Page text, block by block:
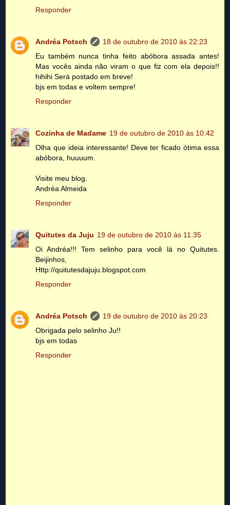
Responder
Andréa Potsch
18 de outubro de 2010 às 22:23
Eu também nunca tinha feito abóbora assada antes!
Mas vocês ainda não viram o que fiz com ela depois!!
hihihi Será postado em breve!
bjs em todas e voltem sempre!
Responder
Cozinha de Madame 19 de outubro de 2010 às 10:42
Olha que ideia interessante! Deve ter ficado ótima essa
abóbora, huuuum.
Visite meu blog.
Andréa Almeida
Responder
Quitutes da Juju 19 de outubro de 2010 às 11:35
Oi Andréa!!! Tem selinho para você lá no Quitutes.
Beijinhos,
Http://quitutesdajuju.blogspot.com
Responder
Andréa Potsch
19 de outubro de 2010 às 20:23
Obrigada pelo selinho Ju!!
bjs em todas
Responder